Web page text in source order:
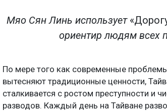
Мяо Сян Линь использует
ориентир людям всех
По мере того как современные
вытесняют традиционные ценности,
сталкивается с ростом преступности и
разводов. Каждый день на Тайване